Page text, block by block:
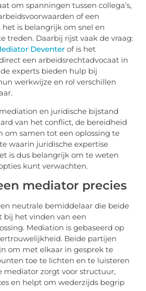
om spanningen tussen collega’s,
of een
is belangrijk om snel en
treden. Daarbij rijst vaak de vraag:
Deventer of is het
een arbeidsrechtadvocaat in
experts bieden hulp bij
werkwijze en rol verschillen
en juridische bijstand
van het conflict, de bereidheid
om samen tot een oplossing te
waarin juridische expertise
is dus belangrijk om te weten
kunt verwachten.
mediator precies
neutrale bemiddelaar die beide
bij het vinden van een
Mediation is gebaseerd op
Beide partijen
om met elkaar in gesprek te
toe te lichten en te luisteren
mediator zorgt voor structuur,
en helpt om wederzijds begrip